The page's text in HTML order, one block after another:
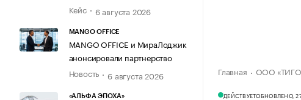
Кейс
6 августа 2026
MANGO OFFICE
MANGO OFFICE и МираЛоджик
анонсировали партнерство
Новость
6 августа 2026
«АЛЬФА ЭПОХА»
Главная ООО
ДЕЙСТВУЕТОБНОВЛЕНО,